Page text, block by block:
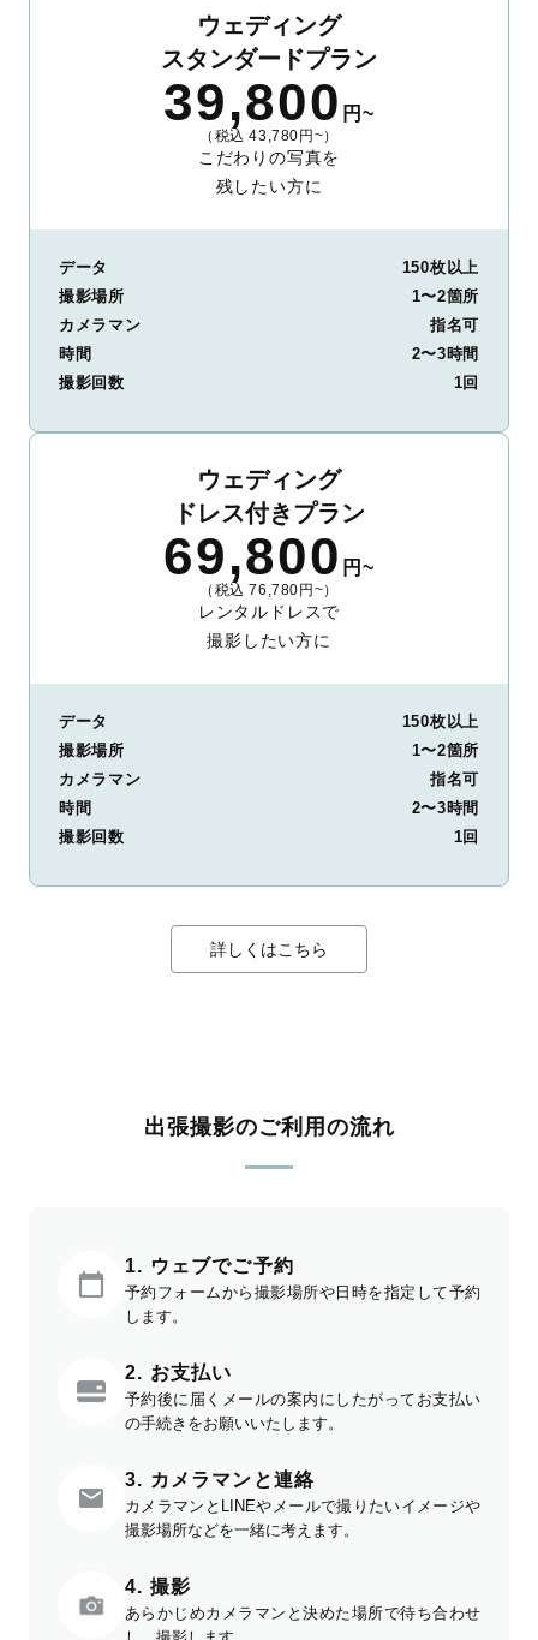
ウェディング
スタンダードプラン
39,800 円~
（税込 43,780円~）
こだわりの写真を
残したい方に
データ
150枚以上
撮影場所
1〜2箇所
カメラマン
指名可
時間
2〜3時間
撮影回数
1回
ウェディング
ドレス付きプラン
69,800 円~
（税込 76,780円~）
レンタルドレスで
撮影したい方に
データ
150枚以上
撮影場所
1〜2箇所
カメラマン
指名可
時間
2〜3時間
撮影回数
1回
詳しくはこちら
出張撮影のご利用の流れ
1. ウェブでご予約
予約フォームから撮影場所や日時を指定して予約
します。
2. お支払い
予約後に届くメールの案内にしたがってお支払い
の手続きをお願いいたします。
3. カメラマンと連絡
カメラマンとLINEやメールで撮りたいイメージや
撮影場所などを一緒に考えます。
4. 撮影
あらかじめカメラマンと決めた場所で待ち合わせ